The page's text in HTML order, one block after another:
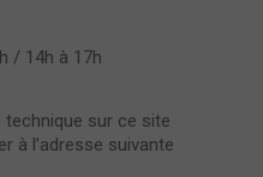
/ 14h à 17h
sur ce site
à l’adresse suivante